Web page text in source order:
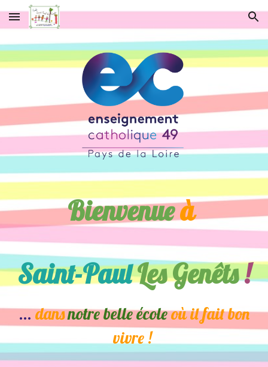
Skip to main content Skip to navigation
Bienvenueà
Saint-PaulLes Genêts!
...dansnotre belle écoleoù il fait bon
vivre !